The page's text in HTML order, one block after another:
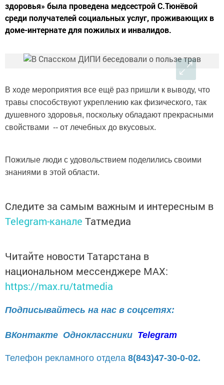
здоровья» была проведена медсестрой С.Тюнёвой
среди получателей социальных услуг, проживающих в
доме-интернате для пожилых и инвалидов.
В ходе мероприятия все ещё раз пришли к выводу, что
травы способствуют укреплению как физического, так
душевного здоровья, поскольку обладают прекрасными
свойствами -- от лечебных до вкусовых.
Пожилые люди с удовольствием поделились своими
знаниями в этой области.
Следите за самым важным и интересным в
Telegram-канале Татмедиа
Читайте новости Татарстана в
национальном мессенджере MАХ:
https://max.ru/tatmedia
Подписывайтесь на нас в соцсетях:
ВКонтакте Одноклассники Telegram
Телефон рекламного отдела 8(843)47-30-0-02.